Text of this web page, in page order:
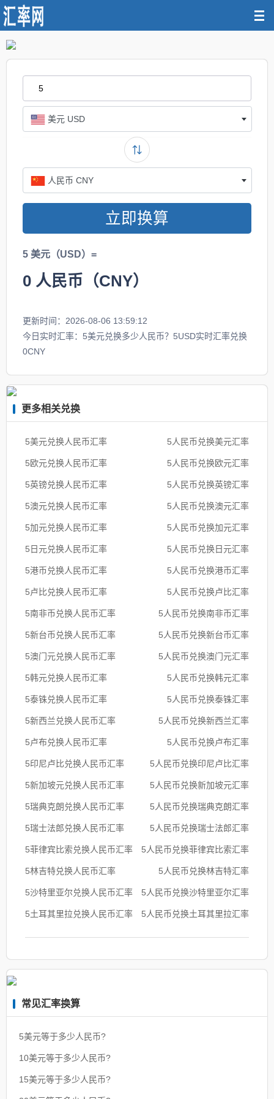
美元 USD
人民币 CNY
立即换算
5 美元（USD）=
0 人民币（CNY）
更新时间：2026-08-06 13:59:12
今日实时汇率：5美元兑换多少人民币？5USD实时汇率兑换
0CNY
更多相关兑换
5美元兑换人民币汇率 5人民币兑换美元汇率
5欧元兑换人民币汇率 5人民币兑换欧元汇率
5英镑兑换人民币汇率 5人民币兑换英镑汇率
5澳元兑换人民币汇率 5人民币兑换澳元汇率
5加元兑换人民币汇率 5人民币兑换加元汇率
5日元兑换人民币汇率 5人民币兑换日元汇率
5港币兑换人民币汇率 5人民币兑换港币汇率
5卢比兑换人民币汇率 5人民币兑换卢比汇率
5南非币兑换人民币汇率 5人民币兑换南非币汇率
5新台币兑换人民币汇率 5人民币兑换新台币汇率
5澳门元兑换人民币汇率 5人民币兑换澳门元汇率
5韩元兑换人民币汇率 5人民币兑换韩元汇率
5泰铢兑换人民币汇率 5人民币兑换泰铢汇率
5新西兰兑换人民币汇率 5人民币兑换新西兰汇率
5卢布兑换人民币汇率 5人民币兑换卢布汇率
5印尼卢比兑换人民币汇率 5人民币兑换印尼卢比汇率
5新加坡元兑换人民币汇率 5人民币兑换新加坡元汇率
5瑞典克朗兑换人民币汇率 5人民币兑换瑞典克朗汇率
5瑞士法郎兑换人民币汇率 5人民币兑换瑞士法郎汇率
5菲律宾比索兑换人民币汇率 5人民币兑换菲律宾比索汇率
5林吉特兑换人民币汇率 5人民币兑换林吉特汇率
5沙特里亚尔兑换人民币汇率 5人民币兑换沙特里亚尔汇率
5土耳其里拉兑换人民币汇率 5人民币兑换土耳其里拉汇率
常见汇率换算
5美元等于多少人民币?
10美元等于多少人民币?
15美元等于多少人民币?